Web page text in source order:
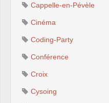
Cappelle-en-Pévèle
Cinéma
Coding-Party
Conférence
Croix
Cysoing